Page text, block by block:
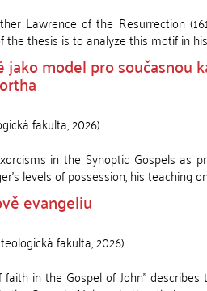
Lawrence of the Resurrection
thesis is to analyze this motif in
jako model pro
fakulta,2026)
in the Synoptic Gospels as
levels of possession, his teaching
evangeliu
fakulta,2026)
in the Gospel of John"